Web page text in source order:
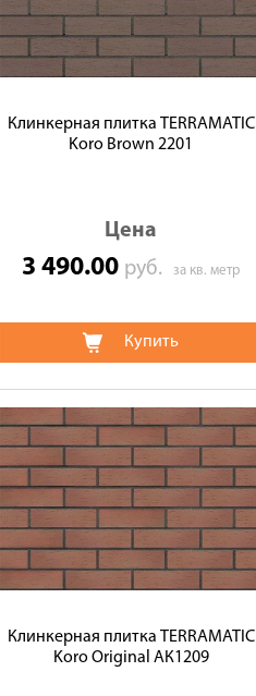
Клинкерная плитка TERRAMATIC
Koro Brown 2201
Цена
3 490.00 руб.за кв. метр
Купить
Клинкерная плитка TERRAMATIC
Koro Original АК1209